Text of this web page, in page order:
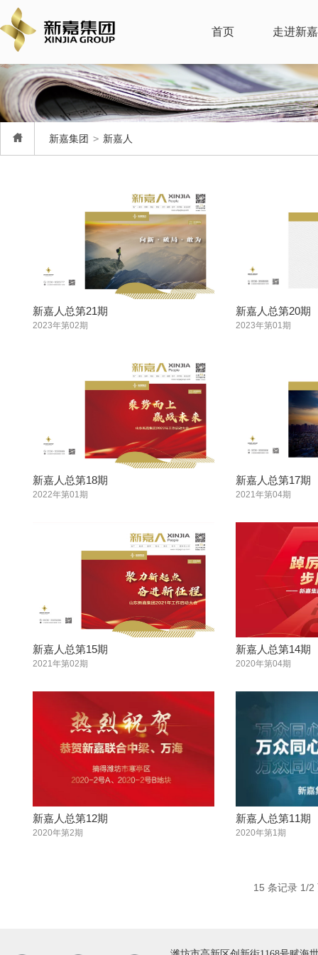
首页 走进新嘉
新嘉集团 > 新嘉人
新嘉人总第21期
2023年第02期
新嘉人总第20期
2023年第01期
新嘉人总第18期
2022年第01期
新嘉人总第17期
2021年第04期
新嘉人总第15期
2021年第02期
新嘉人总第14期
2020年第04期
新嘉人总第12期
2020年第2期
新嘉人总第11期
2020年第1期
15 条记录 1/2